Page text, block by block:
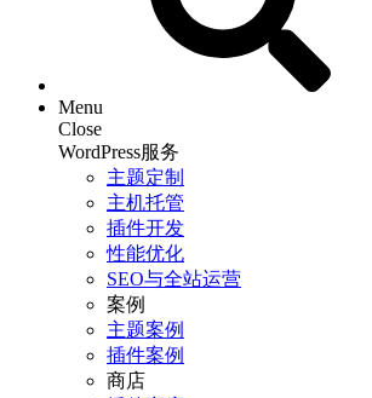
Menu
Close
WordPress服务
主题定制
主机托管
插件开发
性能优化
SEO与全站运营
案例
主题案例
插件案例
商店